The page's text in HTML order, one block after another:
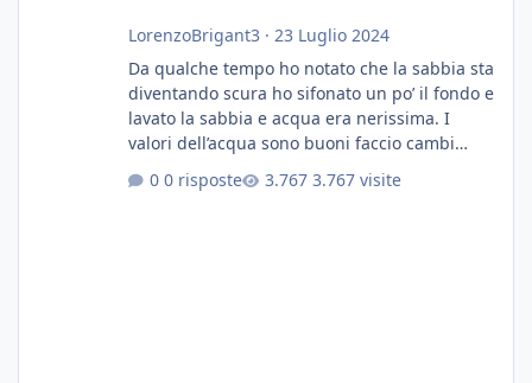
LorenzoBrigant3 · 23 Luglio 2024
Da qualche tempo ho notato che la sabbia sta
diventando scura ho sifonato un po’ il fondo e
lavato la sabbia e acqua era nerissima. I
valori dell’acqua sono buoni faccio cambi
settimanali con ro. Poche piante e fondo. On
fertilizzato.le foglie delle piante sono
0 risposte 3.767 visite